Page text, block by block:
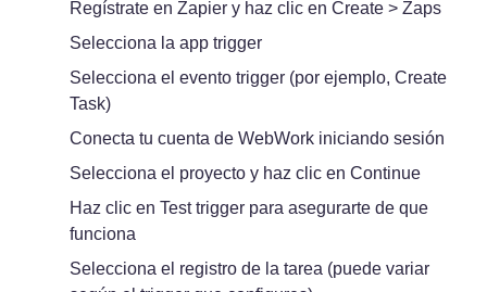
Regístrate en Zapier y haz clic en Create > Zaps
Selecciona la app trigger
Selecciona el evento trigger (por ejemplo, Create
Task)
Conecta tu cuenta de WebWork iniciando sesión
Selecciona el proyecto y haz clic en Continue
Haz clic en Test trigger para asegurarte de que
funciona
Selecciona el registro de la tarea (puede variar